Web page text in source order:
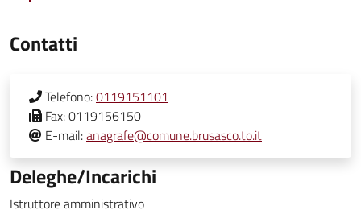
Contatti
Telefono:0119151101
Fax:0119156150
E-mail:anagrafe@comune.brusasco.to.it
Deleghe/Incarichi
Istruttore amministrativo